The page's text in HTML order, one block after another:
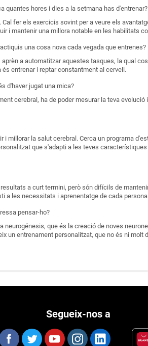
quantes hores i dies a la setmana has d'entrenar?
fer els exercicis sovint per a veure els
i mantenir una millora notable en les habilitats
una cosa nova cada vegada que entrenes?
a automatitzar aquestes tasques, la qual
entrenar i reptar constantment al cervell.
d'haver jugat una mica?
cerebral, ha de poder mesurar la teva
millorar la salut cerebral. Cerca un programa
que s'adapti a les teves
a curt termini, però són difícils de
a les necessitats i aprenentatge de cada
pensar-ho?
neurogénesis, que és la creació de noves
un entrenament personalitzat, que no és ni
Segueix-nos a